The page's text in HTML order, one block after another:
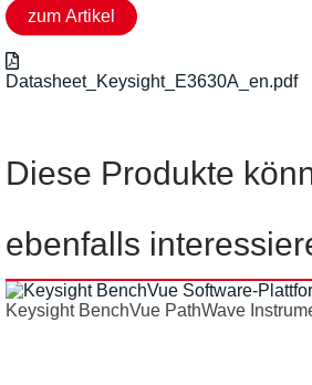
Datasheet_Keysight_E3630A_en.pdf
Diese Produkte
ebenfalls
Keysight BenchVue PathWave